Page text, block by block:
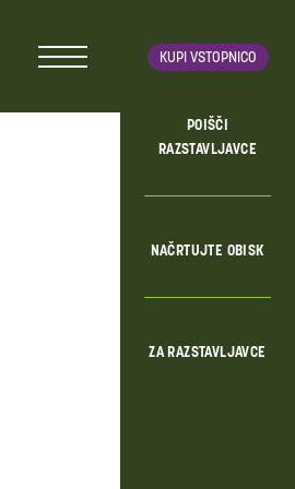
KUPI VSTOPNICO
POIŠČI
RAZSTAVLJAVCE
NAČRTUJTE OBISK
ZA RAZSTAVLJAVCE